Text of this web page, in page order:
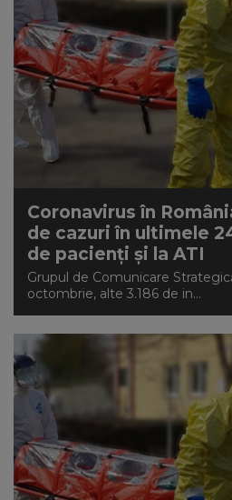
Coronavirus în
de cazuri în ultimele
de pacienți și la ATI
Grupul de Comunicare
octombrie, alte 3.186 de in...